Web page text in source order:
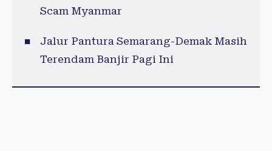
Scam Myanmar
Jalur Pantura Semarang-Demak Masih
Terendam Banjir Pagi Ini